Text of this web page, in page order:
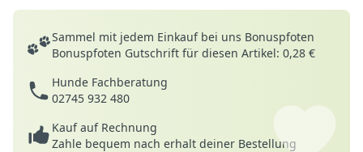
Deine Vorteile
Sammel mit jedem Einkauf bei uns Bonuspfoten
Bonuspfoten Gutschrift für diesen Artikel: 0,28 €
Hunde Fachberatung
02745 932 480
Kauf auf Rechnung
Zahle bequem nach erhalt deiner Bestellung